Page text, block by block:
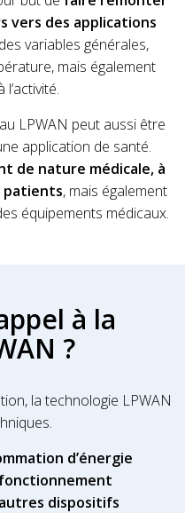
vers des applications
variables générales,
mais également
LPWAN peut aussi être
application de santé.
de nature médicale, à
patients, mais également
équipements médicaux.
à la
?
la technologie LPWAN
d’énergie
dispositifs